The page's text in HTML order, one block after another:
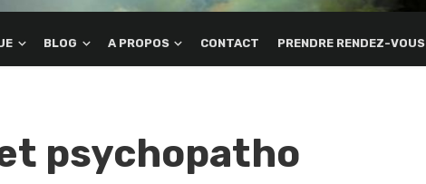
BLOG A PROPOS CONTACT PRENDRE RENDEZ-VOUS
psychopatho